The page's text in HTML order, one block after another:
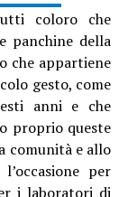
coloro che
panchine della
che appartiene
gesto, come
anni e che
proprio queste
comunità e allo
per
i laboratori di